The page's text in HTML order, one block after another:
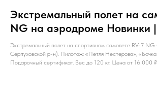
Экстремальный полет на
NG на аэродроме Новинки
Экстремальный полет на спортивном самолете RV-7 NG
Серпуховской р-н). Пилотаж: «Петля Нестерова»,
Подарочный сертификат. Вес до 120 кг. Цена от 16 000